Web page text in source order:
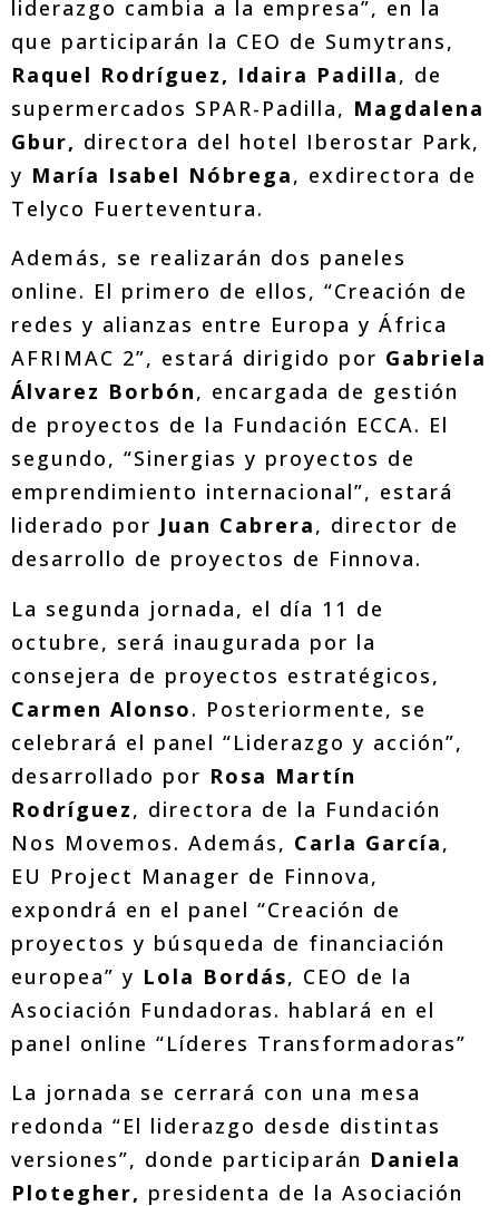
liderazgo cambia a la empresa”, en la
que participarán la CEO de Sumytrans,
Raquel Rodríguez, Idaira Padilla, de
supermercados SPAR-Padilla, Magdalena
Gbur, directora del hotel Iberostar Park,
y María Isabel Nóbrega, exdirectora de
Telyco Fuerteventura.
Además, se realizarán dos paneles
online. El primero de ellos, “Creación de
redes y alianzas entre Europa y África
AFRIMAC 2”, estará dirigido por Gabriela
Álvarez Borbón, encargada de gestión
de proyectos de la Fundación ECCA. El
segundo, “Sinergias y proyectos de
emprendimiento internacional”, estará
liderado por Juan Cabrera, director de
desarrollo de proyectos de Finnova.
La segunda jornada, el día 11 de
octubre, será inaugurada por la
consejera de proyectos estratégicos,
Carmen Alonso. Posteriormente, se
celebrará el panel “Liderazgo y acción”,
desarrollado por Rosa Martín
Rodríguez, directora de la Fundación
Nos Movemos. Además, Carla García,
EU Project Manager de Finnova,
expondrá en el panel “Creación de
proyectos y búsqueda de financiación
europea” y Lola Bordás, CEO de la
Asociación Fundadoras. hablará en el
panel online “Líderes Transformadoras”
La jornada se cerrará con una mesa
redonda “El liderazgo desde distintas
versiones”, donde participarán Daniela
Plotegher, presidenta de la Asociación